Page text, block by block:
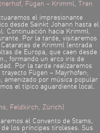
Fügen – Krimml, Tren
el impresionante
desde Sainkt Johann hasta el
Continuación hacia Krimml.
Por la tarde, visitaremos
de Krimml (entrada
de Europa, que caen desde
formando un arco iris de
Por la tarde realizaremos
Fügen – Mayrhofen;
amenizado por música popular
el típico aguardiente local.
Feldkirch, Zürich)
el Convento de Stams,
los príncipes tiroleses. Sus